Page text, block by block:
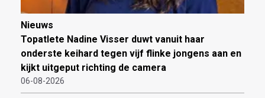
Nieuws
Topatlete Nadine Visser duwt vanuit haar
onderste keihard tegen vijf flinke jongens aan en
kijkt uitgeput richting de camera
06-08-2026